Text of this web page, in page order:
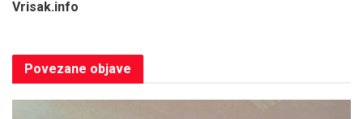
Vrisak.info
Povezane objave